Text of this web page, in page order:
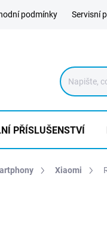
podmínky Servisní
PŘÍSLUŠENSTVÍ
Xiaomi